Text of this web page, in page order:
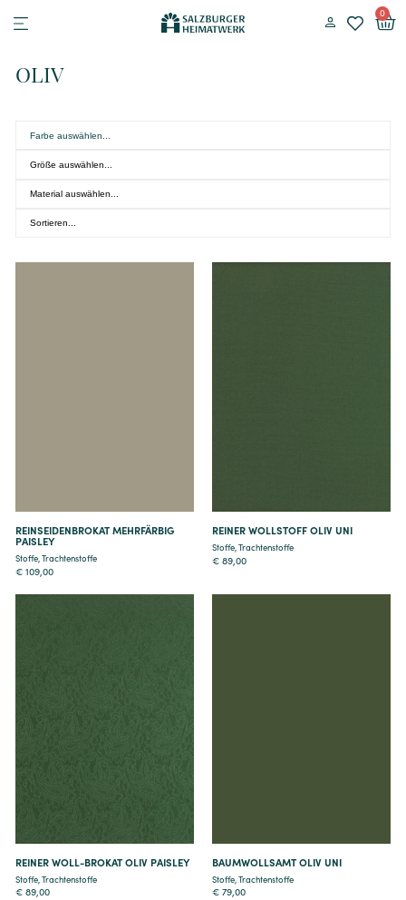
0
OLIV
Farbe auswählen...
REINSEIDENBROKAT MEHRFÄRBIG
PAISLEY
Stoffe,Trachtenstoffe
€109,00
REINER WOLLSTOFF OLIV UNI
Stoffe,Trachtenstoffe
€ 89,00
REINER WOLL-BROKAT OLIV PAISLEY
Stoffe, Trachtenstoffe
€89,00
BAUMWOLLSAMT OLIV UNI
Stoffe Trachtenstoffe
€ 79,00